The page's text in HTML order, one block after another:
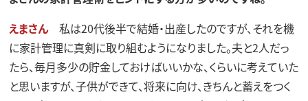
えまさん私は20代後半で結婚・出産したのですが、それを機
に家計管理に真剣に取り組むようになりました。夫と2人だっ
たら、毎月多少の貯金しておけばいいかな、くらいに考えていた
と思いますが、子供ができて、将来に向け、きちんと蓄えをつく